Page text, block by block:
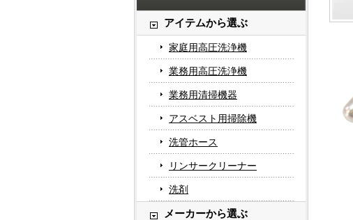
アイテムから選ぶ
家庭用高圧洗浄機
業務用高圧洗浄機
業務用清掃機器
アスベスト用掃除機
洗管ホース
リンサークリーナー
洗剤
メーカーから選ぶ